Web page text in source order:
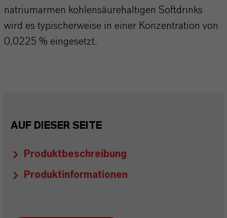
natriumarmen kohlensäurehaltigen Softdrinks
wird es typischerweise in einer Konzentration von
0,0225 % eingesetzt.
AUF DIESER SEITE
Produktbeschreibung
Produktinformationen